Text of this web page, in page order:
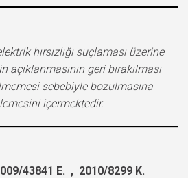
hırsızlığı suçlaması üzerine
açıklanmasının geri bırakılması
sebebiyle bozulmasına
içermektedir.
43841 E. , 2010/8299 K.